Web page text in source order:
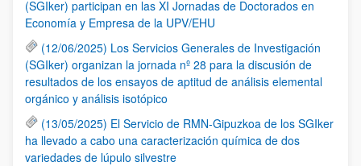
(SGIker) participan en las XI Jornadas de Doctorados en
Economía y Empresa de la UPV/EHU
(12/06/2025) Los Servicios Generales de Investigación
(SGIker) organizan la jornada nº 28 para la discusión de
resultados de los ensayos de aptitud de análisis elemental
orgánico y análisis isotópico
(13/05/2025) El Servicio de RMN-Gipuzkoa de los SGIker
ha llevado a cabo una caracterización química de dos
variedades de lúpulo silvestre